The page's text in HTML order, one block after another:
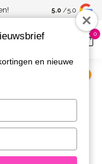
Spaar voor
kortingen
5.0 /5.0
0
en nieuwe